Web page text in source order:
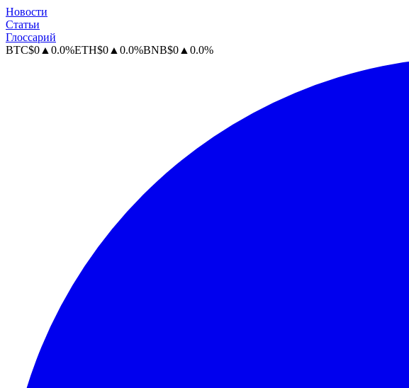
Новости
Статьи
Глоссарий
BTC$0 ▲ 0.0%ETH$0 ▲ 0.0%BNB$0 ▲ 0.0%